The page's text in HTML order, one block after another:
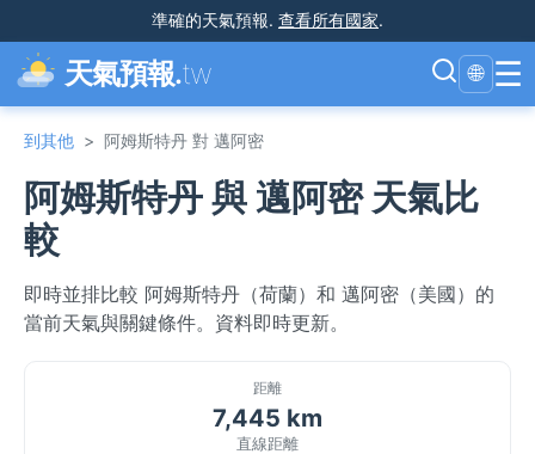
準確的天氣預報. 查看所有國家.
天氣預報.tw 🌐 ☰
到其他 > 阿姆斯特丹 對 邁阿密
阿姆斯特丹 與 邁阿密 天氣比
較
即時並排比較 阿姆斯特丹（荷蘭）和 邁阿密（美國）的
當前天氣與關鍵條件。資料即時更新。
距離
7,445 km
直線距離